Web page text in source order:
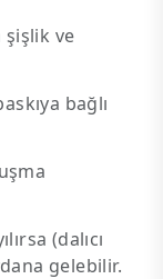
şişlik ve
bağlı
(dalıcı
gelebilir.